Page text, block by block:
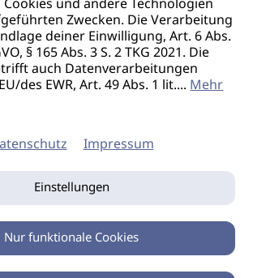
und andere Technologien
Zwecken. Die Verarbeitung
deiner Einwilligung, Art. 6 Abs.
§ 165 Abs. 3 S. 2 TKG 2021. Die
auch Datenverarbeitungen
des EWR, Art. 49 Abs. 1 lit....Mehr
Impressum
Einstellungen
Nur funktionale Cookies